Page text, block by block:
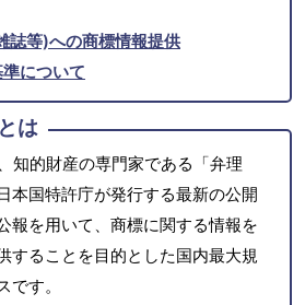
誌等)への商標情報提供
について
は
知的財産の専門家である「弁理
本国特許庁が発行する最新の公開
報を用いて、商標に関する情報を
することを目的とした国内最大規
す。